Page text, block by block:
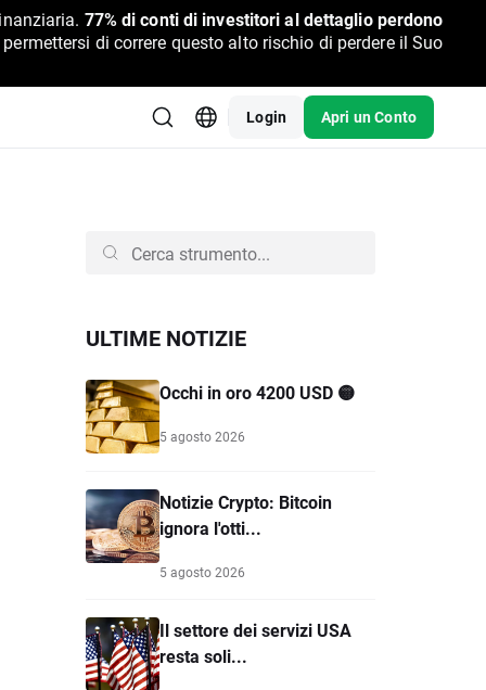
77% di conti di investitori al dettaglio perdono
di correre questo alto rischio di perdere il Suo
Login Apri un Conto
ULTIME NOTIZIE
Occhi in oro 4200 USD 🟡
5 agosto 2026
Notizie Crypto: Bitcoin
ignora l'otti...
5 agosto 2026
Il settore dei servizi USA
resta soli...